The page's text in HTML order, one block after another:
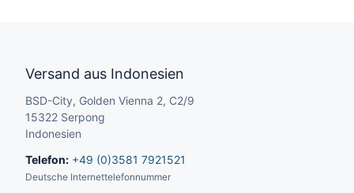
Versand aus Indonesien
BSD-City, Golden Vienna 2, C2/9
15322 Serpong
Indonesien
Telefon: +49 (0)3581 7921521
Deutsche Internettelefonnummer